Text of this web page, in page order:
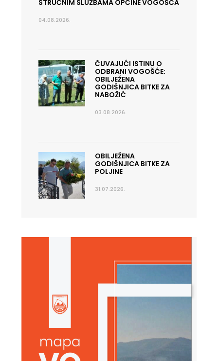
STRUČNIM SLUŽBAMA OPĆINE VOGOŠĆA
04.08.2026.
ČUVAJUĆI ISTINU O
ODBRANI VOGOŠĆE:
OBILJEŽENA
GODIŠNJICA BITKE ZA
NABOŽIĆ
03.08.2026.
OBILJEŽENA
GODIŠNJICA BITKE ZA
POLJINE
31.07.2026.